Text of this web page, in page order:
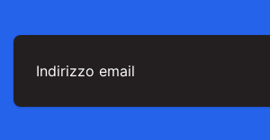
Indirizzo